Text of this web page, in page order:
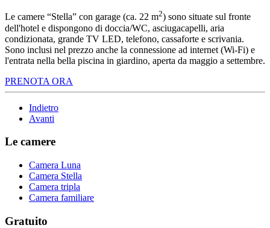
Le camere “Stella” con garage (ca. 22 m2) sono situate sul fronte
dell'hotel e dispongono di doccia/WC, asciugacapelli, aria
condizionata, grande TV LED, telefono, cassaforte e scrivania.
Sono inclusi nel prezzo anche la connessione ad internet (Wi-Fi) e
l'entrata nella bella piscina in giardino, aperta da maggio a settembre.
PRENOTA ORA
Indietro
Avanti
Le camere
Camera Luna
Camera Stella
Camera tripla
Camera familiare
Gratuito